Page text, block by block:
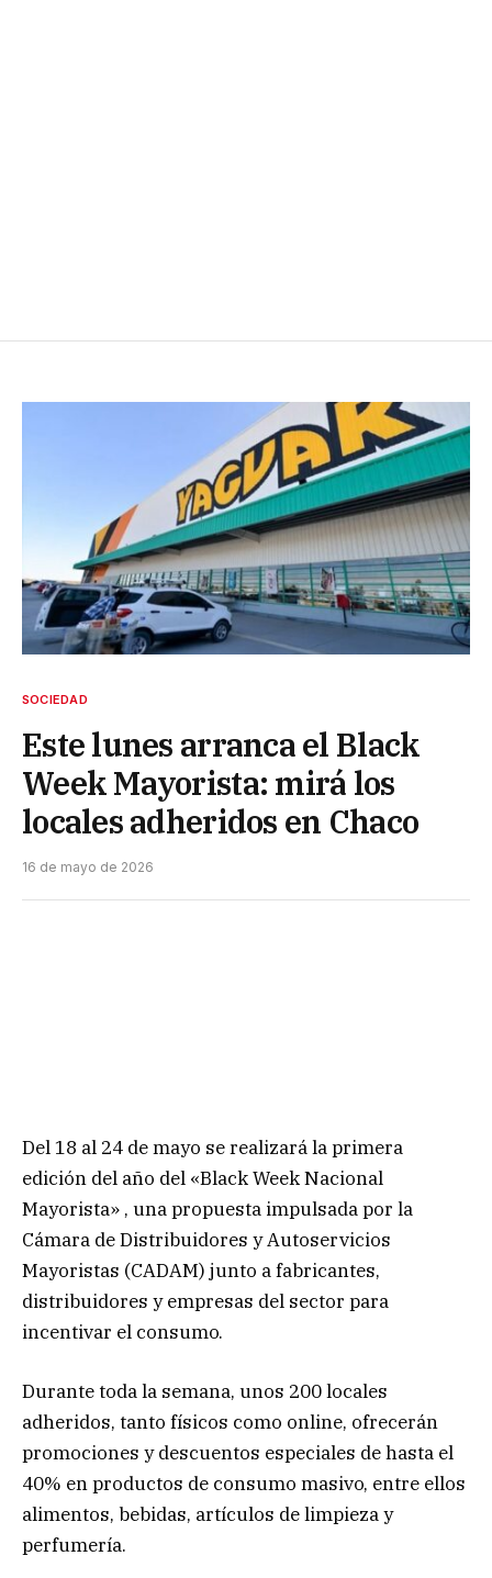
SOCIEDAD
Este lunes arranca el Black
Week Mayorista: mirá los
locales adheridos en Chaco
16 de mayo de 2026
Del 18 al 24 de mayo se realizará la primera
edición del año del «Black Week Nacional
Mayorista» , una propuesta impulsada por la
Cámara de Distribuidores y Autoservicios
Mayoristas (CADAM) junto a fabricantes,
distribuidores y empresas del sector para
incentivar el consumo.
Durante toda la semana, unos 200 locales
adheridos, tanto físicos como online, ofrecerán
promociones y descuentos especiales de hasta el
40% en productos de consumo masivo, entre ellos
alimentos, bebidas, artículos de limpieza y
perfumería.